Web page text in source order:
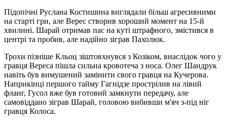
Підопічні Руслана Костишина виглядали більш агресивними
на старті гри, але Верес створив хороший момент на 15-й
хвилині. Шарай отримав пас на куті штрафного, змістився в
центрі та пробив, але надійно зіграв Пахолюк.
Трохи пізніше Кльоц зіштовхнувся з Козіком, внаслідок чого у
гравця Вереса пішла сильна кровотеча з носа. Олег Шандрук
навіть був вимушений замінити свого гравця на Кучерова.
Наприкінці першого тайму Гагнідзе прострілив на лівий
фланг, Гусол вже був готовий замкнути передачу, але
самовіддано зіграв Шарай, головою вибивши м'яч з-під ніг
гравця Колоса.